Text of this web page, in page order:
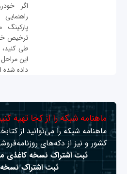
اگر
ترخیص
طی کنید،
این
داده
ماهنامه شبکه را از کجا تهیه
ماهنامه شبکه را می‌توانید از
کشور و نیز از دکه‌های
ثبت اشتراک نسخه کاغذی
ثبت اشتراک نسخه